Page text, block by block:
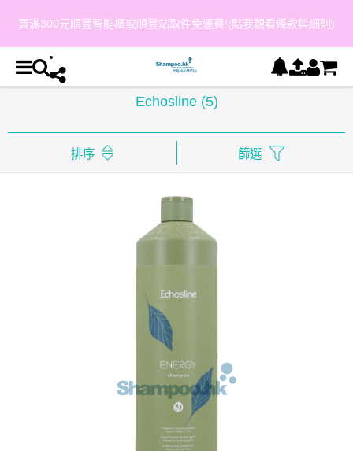
買滿300元順豐智能櫃或順豐站取件免運費!(點我觀看條款與細則)
Echosline (5)
排序 篩選